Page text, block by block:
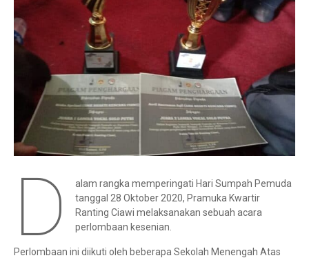
D
alam rangka memperingati Hari Sumpah Pemuda
tanggal 28 Oktober 2020, Pramuka Kwartir
Ranting Ciawi melaksanakan sebuah acara
perlombaan kesenian.
Perlombaan ini diikuti oleh beberapa Sekolah Menengah Atas